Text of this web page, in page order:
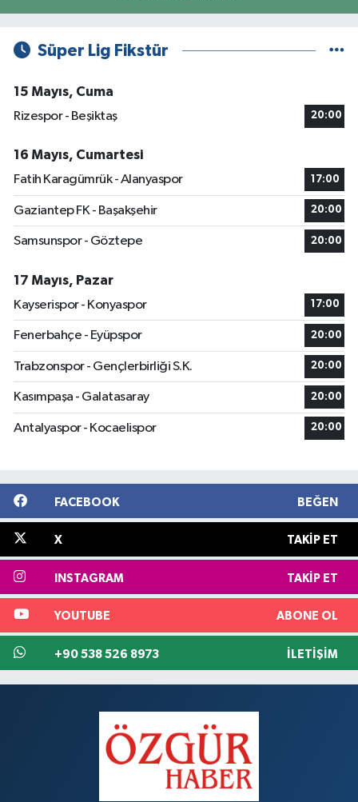
Süper Lig Fikstür
15 Mayıs, Cuma
Rizespor - Beşiktaş
20:00
16 Mayıs, Cumartesi
Fatih Karagümrük - Alanyaspor
17:00
Gaziantep FK - Başakşehir 20:00
Samsunspor - Göztepe 20:00
17 Mayıs, Pazar
Kayserispor - Konyaspor
17:00
Fenerbahçe - Eyüpspor 20:00
Trabzonspor - Gençlerbirliği S.K. 20:00
Kasımpaşa - Galatasaray 20:00
Antalyaspor - Kocaelispor 20:00
FACEBOOK BEĞEN
X TAKIP ET
INSTAGRAM TAKIP ET
YOUTUBE ABONE OL
+90 538 526 8973 İLETIŞIM